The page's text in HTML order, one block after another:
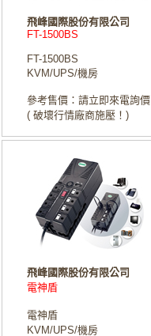
飛峰國際股份有限公司
FT-1500BS
FT-1500BS
KVM/UPS/機房
參考售價：請立即來電詢價
( 破壞行情廠商施壓！)
飛峰國際股份有限公司
電神盾
電神盾
KVM/UPS/機房